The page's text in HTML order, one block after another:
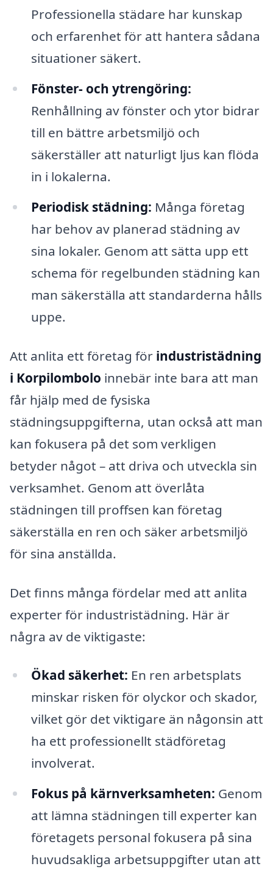
Professionella städare har kunskap
och erfarenhet för att hantera sådana
situationer säkert.
Fönster- och ytrengöring:
Renhållning av fönster och ytor bidrar
till en bättre arbetsmiljö och
säkerställer att naturligt ljus kan flöda
in i lokalerna.
Periodisk städning: Många företag
har behov av planerad städning av
sina lokaler. Genom att sätta upp ett
schema för regelbunden städning kan
man säkerställa att standarderna hålls
uppe.
Att anlita ett företag för industristädning
i Korpilombolo innebär inte bara att man
får hjälp med de fysiska
städningsuppgifterna, utan också att man
kan fokusera på det som verkligen
betyder något – att driva och utveckla sin
verksamhet. Genom att överlåta
städningen till proffsen kan företag
säkerställa en ren och säker arbetsmiljö
för sina anställda.
Det finns många fördelar med att anlita
experter för industristädning. Här är
några av de viktigaste:
Ökad säkerhet: En ren arbetsplats
minskar risken för olyckor och skador,
vilket gör det viktigare än någonsin att
ha ett professionellt städföretag
involverat.
Fokus på kärnverksamheten: Genom
att lämna städningen till experter kan
företagets personal fokusera på sina
huvudsakliga arbetsuppgifter utan att